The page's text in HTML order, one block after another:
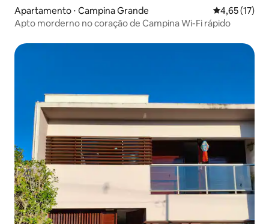
Apartamento ⋅ Campina Grande 4,65 de uma
4,65 (17)
Apto morderno no coração de Campina Wi-Fi rápido